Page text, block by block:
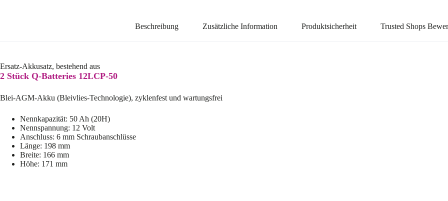
Beschreibung Zusätzliche Information Produktsicherheit Trusted Shops
Ersatz-Akkusatz, bestehend aus
2 Stück Q-Batteries 12LCP-50
Blei-AGM-Akku (Bleivlies-Technologie), zyklenfest und wartungsfrei
Nennkapazität: 50 Ah (20H)
Nennspannung: 12 Volt
Anschluss: 6 mm Schraubanschlüsse
Länge: 198 mm
Breite: 166 mm
Höhe: 171 mm